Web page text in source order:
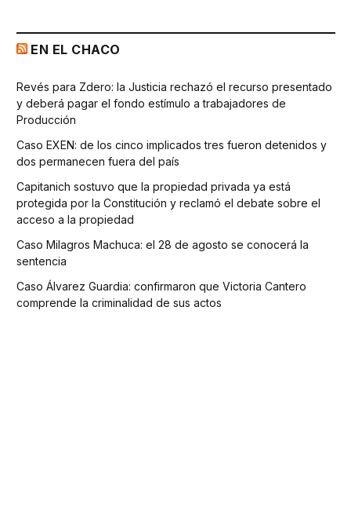
EN EL CHACO
Revés para Zdero: la Justicia rechazó el recurso presentado
y deberá pagar el fondo estímulo a trabajadores de
Producción
Caso EXEN: de los cinco implicados tres fueron detenidos y
dos permanecen fuera del país
Capitanich sostuvo que la propiedad privada ya está
protegida por la Constitución y reclamó el debate sobre el
acceso a la propiedad
Caso Milagros Machuca: el 28 de agosto se conocerá la
sentencia
Caso Álvarez Guardia: confirmaron que Victoria Cantero
comprende la criminalidad de sus actos